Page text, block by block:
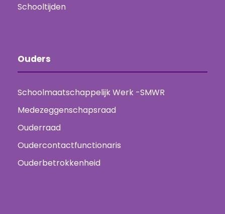
Schooltijden
Ouders
Schoolmaatschappelijk Werk -SMWR
Medezeggenschapsraad
Ouderraad
Oudercontactfunctionaris
Ouderbetrokkenheid